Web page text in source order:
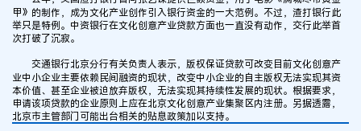
甲》的制作，成为文化产业创作引入银行资金的一大范例。不过，渣打银行此
举只是特例。中资银行在文化创意产业贷款方面也一直没有动作，交行此举首
次打破了沉寂。
交通银行北京分行有关负责人表示，版权保证贷款可改变目前文化创意产
业中小企业主要依赖民间融资的现状，改变中小企业的自主版权无法实现其资
本价值、甚至企业被迫放弃版权，无法实现其持续性发展的现状。根据要求，
申请该项贷款的企业原则上应在北京文化创意产业集聚区内注册。另据透露，
北京市主管部门可能出台相关的贴息政策加以支持。